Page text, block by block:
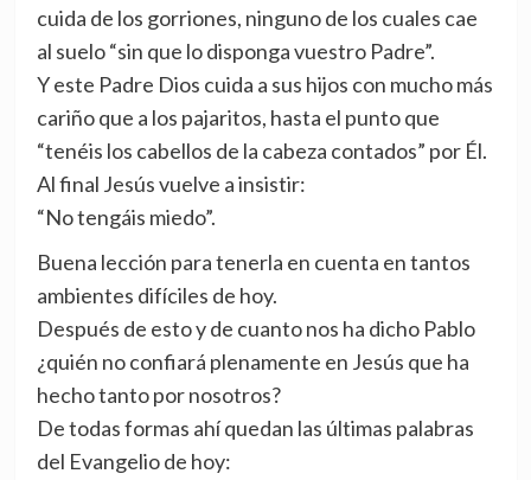
cuida de los gorriones, ninguno de los cuales cae
al suelo “sin que lo disponga vuestro Padre”.
Y este Padre Dios cuida a sus hijos con mucho más
cariño que a los pajaritos, hasta el punto que
“tenéis los cabellos de la cabeza contados” por Él.
Al final Jesús vuelve a insistir:
“No tengáis miedo”.
Buena lección para tenerla en cuenta en tantos
ambientes difíciles de hoy.
Después de esto y de cuanto nos ha dicho Pablo
¿quién no confiará plenamente en Jesús que ha
hecho tanto por nosotros?
De todas formas ahí quedan las últimas palabras
del Evangelio de hoy: